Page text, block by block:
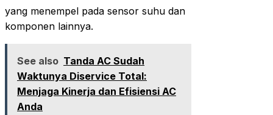
yang menempel pada sensor suhu dan
komponen lainnya.
See also Tanda AC Sudah
Waktunya Diservice Total:
Menjaga Kinerja dan Efisiensi AC
Anda